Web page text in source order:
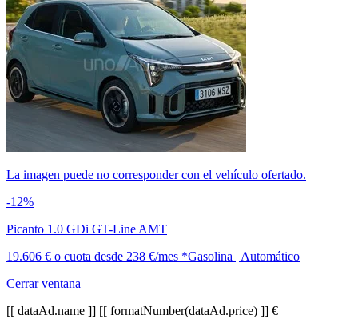
La imagen puede no corresponder con el vehículo ofertado.
-12%
Picanto 1.0 GDi GT-Line AMT
19.606 € o cuota desde 238 €/mes *Gasolina | Automático
Cerrar ventana
[[ dataAd.name ]] [[ formatNumber(dataAd.price) ]] €